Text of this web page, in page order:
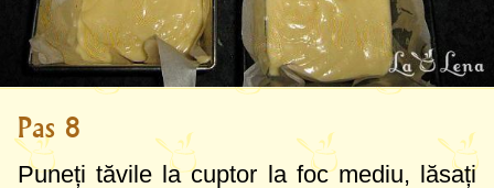
Pas 8
Puneți tăvile la cuptor la foc mediu, lăsați